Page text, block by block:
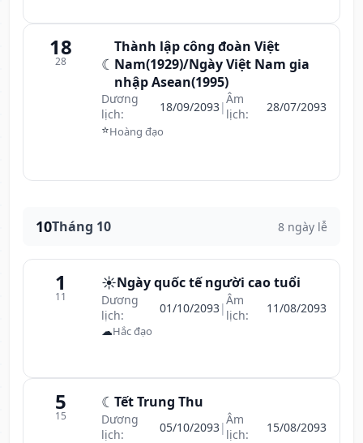
18
28 ☾
Thành lập công đoàn Việt
Nam(1929)/Ngày Việt Nam gia
nhập Asean(1995)
Dương
lịch:
18/09/2093|Âm
lịch:
28/07/2093
⭐Hoàng đạo
10Tháng 10 8 ngày lễ
1
11
☀️Ngày quốc tế người cao tuổi
Dương
lịch:
01/10/2093|Âm
lịch:
11/08/2093
☁Hắc đạo
5
15
☾ Tết Trung Thu
Dương
lịch:
05/10/2093|Âm
lịch:
15/08/2093